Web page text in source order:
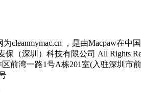
为cleanmymac.cn ，是由Macpaw在
保（深圳）科技有限公司 All Rights
前湾一路1号A栋201室(入驻深圳市